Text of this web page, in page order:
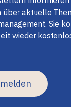
aktuelle
Sie
wieder